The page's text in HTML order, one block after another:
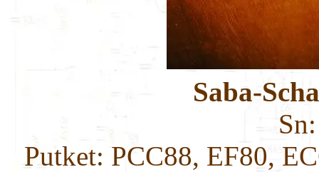
Saba-
Putket: PCC88, EF80,